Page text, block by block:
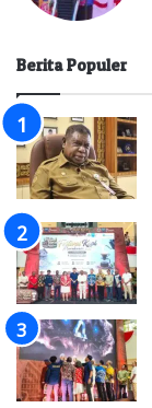
Berita Populer